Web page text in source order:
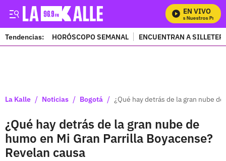
EN VIVO
Mira Todos Nuestros
Tendencias: HORÓSCOPO SEMANAL ENCUENTRAN A
La Kalle / Noticias / Bogotá / ¿Qué hay detrás de la gran nube
¿Qué hay detrás de la gran nube de
humo en Mi Gran Parrilla Boyacense?
Revelan causa